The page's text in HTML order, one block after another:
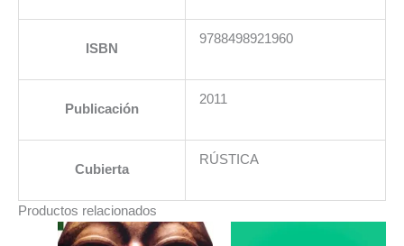
cantidad
ISBN
9788498921960
Publicación
2011
Cubierta
RÚSTICA
Productos relacionados